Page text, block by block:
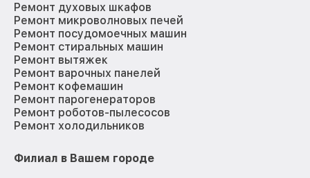
Ремонт духовых шкафов
Ремонт микроволновых печей
Ремонт посудомоечных машин
Ремонт стиральных машин
Ремонт вытяжек
Ремонт варочных панелей
Ремонт кофемашин
Ремонт парогенераторов
Ремонт роботов-пылесосов
Ремонт холодильников
Филиал в Вашем городе